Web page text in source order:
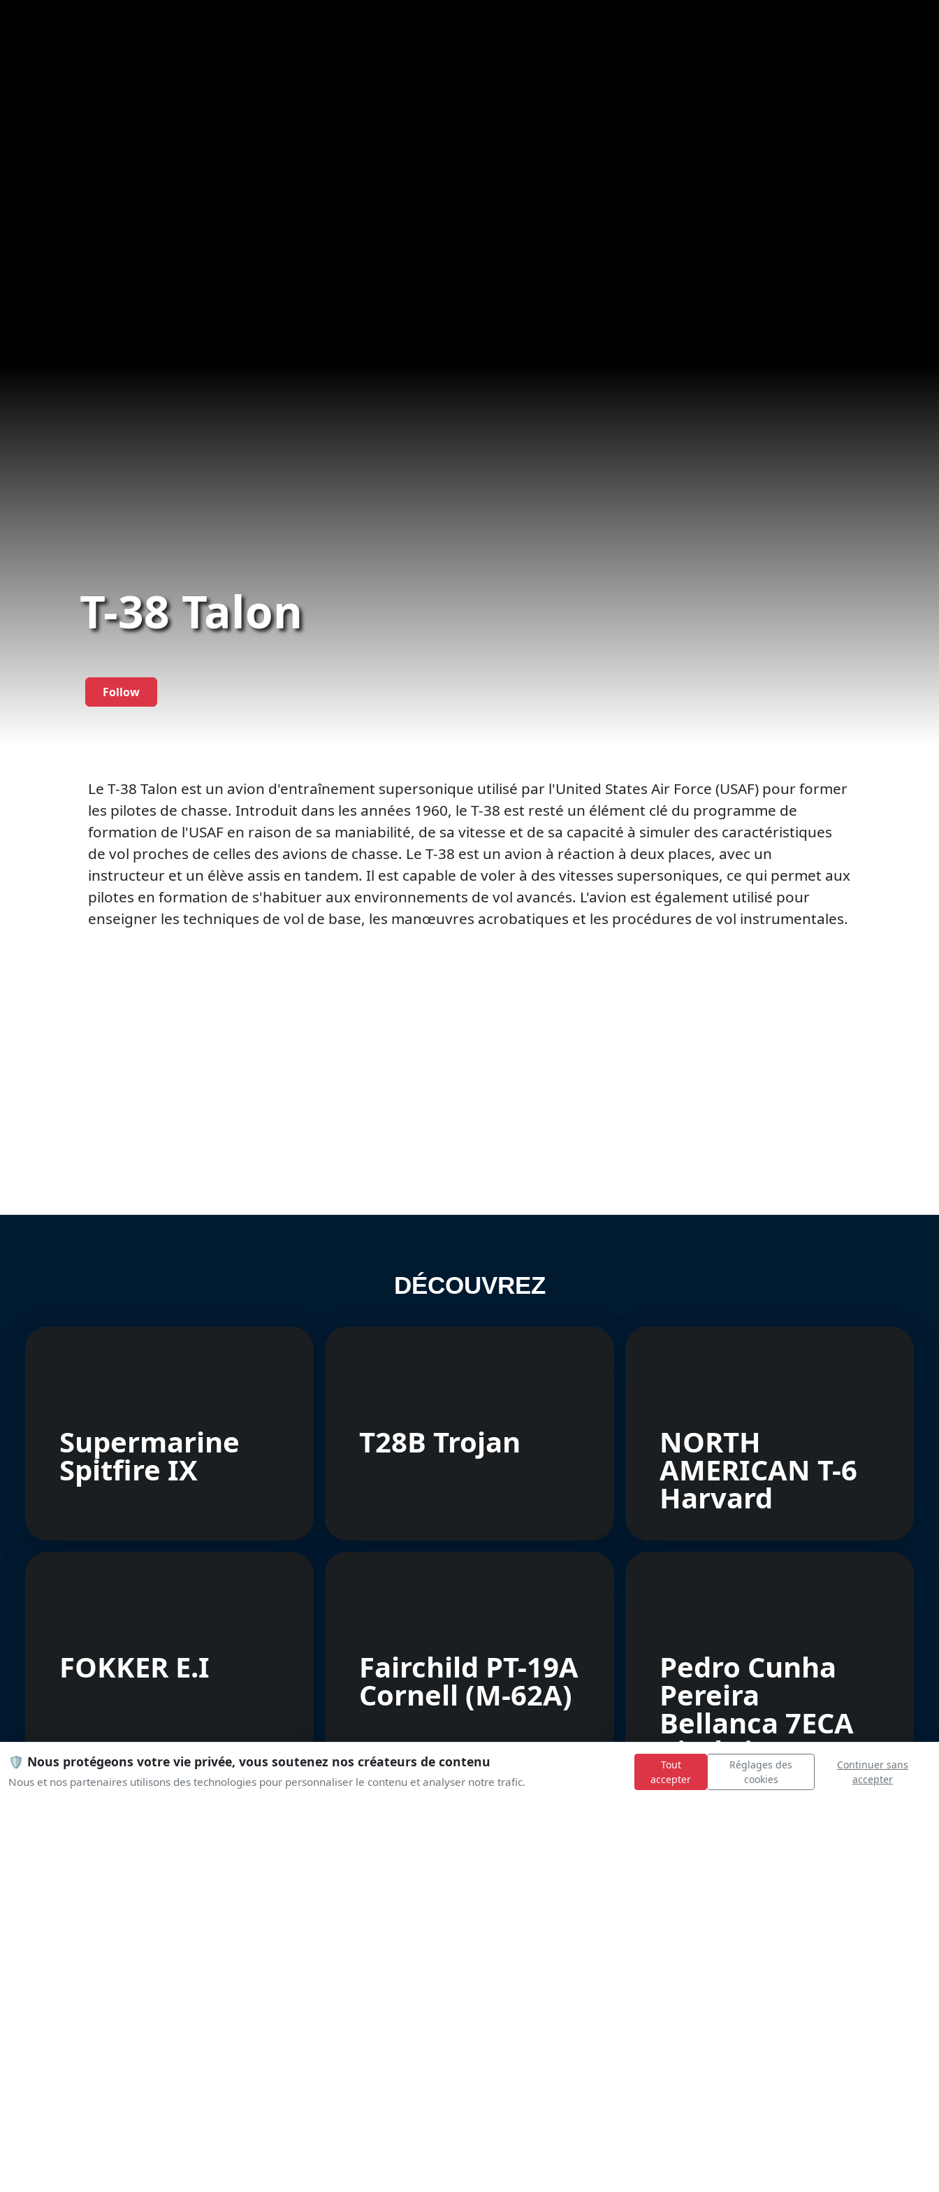
🛡️ Nous protégeons votre vie privée, vous soutenez nos créateurs de contenu
Nous et nos partenaires utilisons des technologies pour personnaliser le contenu et analyser notre trafic.
Tout
accepter
Réglages des
cookies
Continuer sans
accepter
T-38 Talon
Follow
Le T-38 Talon est un avion d'entraînement supersonique utilisé par l'United States Air Force (USAF) pour former
les pilotes de chasse. Introduit dans les années 1960, le T-38 est resté un élément clé du programme de
formation de l'USAF en raison de sa maniabilité, de sa vitesse et de sa capacité à simuler des caractéristiques
de vol proches de celles des avions de chasse. Le T-38 est un avion à réaction à deux places, avec un
instructeur et un élève assis en tandem. Il est capable de voler à des vitesses supersoniques, ce qui permet aux
pilotes en formation de s'habituer aux environnements de vol avancés. L'avion est également utilisé pour
enseigner les techniques de vol de base, les manœuvres acrobatiques et les procédures de vol instrumentales.
DÉCOUVREZ
Supermarine
Spitfire IX
T28B Trojan NORTH
AMERICAN T-6
Harvard
FOKKER E.I Fairchild PT-19A
Cornell (M-62A)
Pedro Cunha
Pereira
Bellanca 7ECA
Citabria